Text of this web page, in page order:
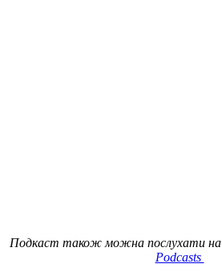
Подкаст також можна послухати на
Podcasts